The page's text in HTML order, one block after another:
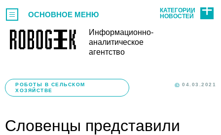
Информационно-
аналитическое
агентство
ОСНОВНОЕ МЕНЮ
КАТЕГОРИИ
НОВОСТЕЙ
РОБОТЫ В СЕЛЬСКОМ
ХОЗЯЙСТВЕ
04.03.2021
Словенцы представили